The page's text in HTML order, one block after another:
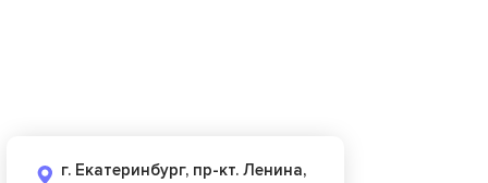
г. Екатеринбург, пр-кт. Ленина,